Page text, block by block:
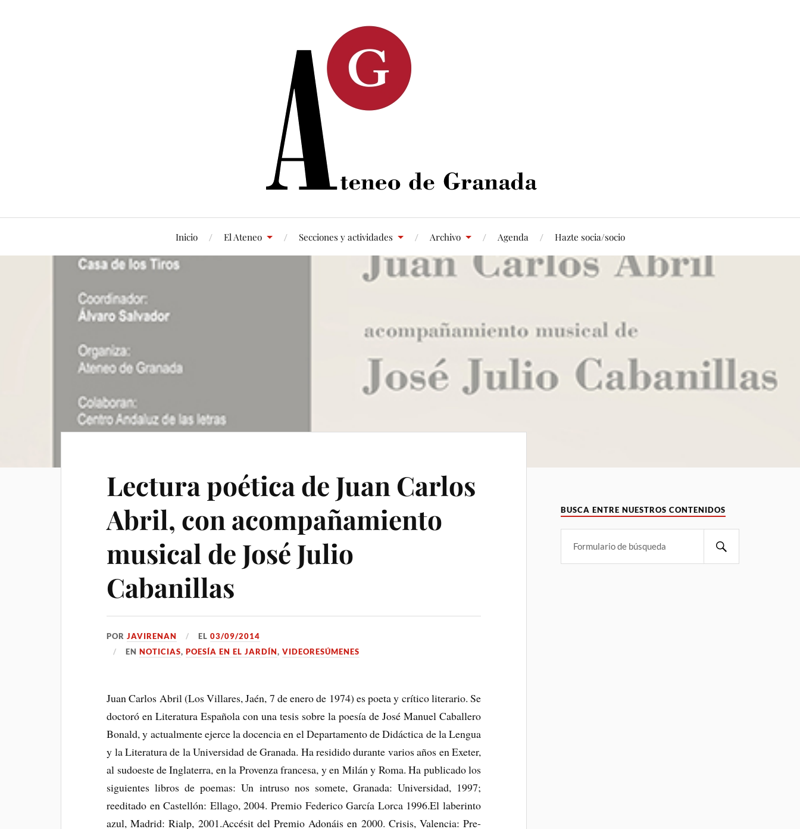
Inicio El Ateneo Secciones y actividades Archivo Agenda Hazte socia/socio
Lectura poética de Juan Carlos
Abril, con acompañamiento
musical de José Julio
Cabanillas
PORJAVIRENAN EL03/09/2014
ENNOTICIAS,POESÍA EN EL JARDÍN,VIDEORESÚMENES
Juan Carlos Abril (Los Villares, Jaén, 7 de enero de 1974) es poeta y crítico literario. Se
doctoró en Literatura Española con una tesis sobre la poesía de José Manuel Caballero
Bonald, y actualmente ejerce la docencia en el Departamento de Didáctica de la Lengua
y la Literatura de la Universidad de Granada. Ha residido durante varios años en Exeter,
al sudoeste de Inglaterra, en la Provenza francesa, y en Milán y Roma.Ha publicado los
siguientes libros de poemas: Un intruso nos somete, Granada: Universidad, 1997;
reeditado en Castellón: Ellago, 2004. Premio Federico García Lorca 1996.El laberinto
azul, Madrid: Rialp, 2001.Accésit del Premio Adonáis en 2000. Crisis, Valencia: Pre-
BUSCA ENTRE NUESTROS CONTENIDOS